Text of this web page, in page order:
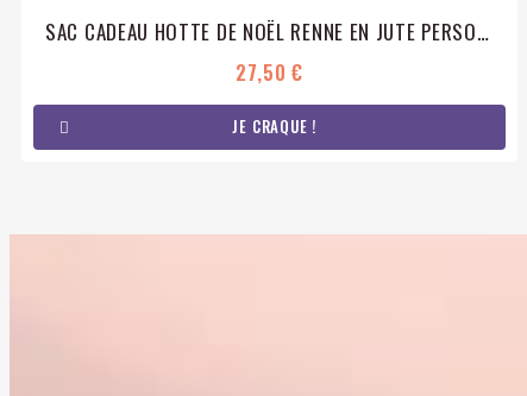
SAC CADEAU HOTTE DE NOËL RENNE EN JUTE PERSONNALISABLE
27,50 €
JE CRAQUE !